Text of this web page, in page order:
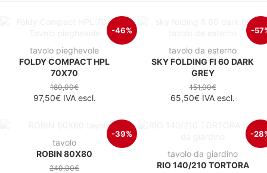
-46%
tavolo pieghevole
FOLDY COMPACT HPL
70X70
180,00€
97,50€IVA escl.
-
tavolo da esterno
SKY FOLDING FI 60 DARK
GREY
151,00€
65,50€ IVA escl.
-39%
tavolo
ROBIN 80X80
240,00€
-
tavolo da giardino
RIO 140/210 TORTORA